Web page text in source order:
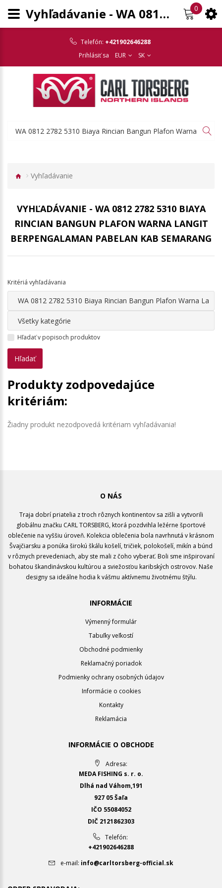
Telefón: +421902646288
Prihlásiť sa
EUR SK
0
Vyhľadávanie
VYHĽADÁVANIE - WA 0812 2782 5310 BIAYA
RINCIAN BANGUN PLAFON WARNA LANGIT
BERPENGALAMAN PABELAN KAB SEMARANG
Kritériá vyhľadávania
Hľadať v popisoch produktov
Produkty zodpovedajúce
kritériám:
Žiadny produkt nezodpovedá kritériam vyhľadávania!
O NÁS
Traja dobrí priatelia z troch rôznych kontinentov sa zišli a vytvorili
globálnu značku CARL TORSBERG, ktorá pozdvihla ležérne športové
oblečenie na vyššiu úroveň. Kolekcia oblečenia bola navrhnutá v krásnom
Švajčiarsku a ponúka širokú škálu košelí, tričiek, polokošelí, mikín a búnd
v rôznych prevedeniach, aby ste mali z čoho vyberať. Boli sme inšpirovaní
bohatou škandinávskou kultúrou a sviežosťou karibských ostrovov. Naše
designy sa ideálne hodia k vášmu aktívnemu životnému štýlu.
INFORMÁCIE
Výmenný formulár
Tabuľky veľkostí
Obchodné podmienky
Reklamačný poriadok
Podmienky ochrany osobných údajov
Informácie o cookies
Kontakty
Reklamácia
INFORMÁCIE O OBCHODE
Adresa:
MEDA FISHING s. r. o.
Dlhá nad Váhom,191
927 05 Šaľa
IČO 55084052
DIČ 2121862303
Telefón:
+421902646288
e-mail: info@carltorsberg-official.sk
Vyhľadávanie - WA 0812 2782 5310 Biaya Rincian Bangun Plafon Warna Langit Berpengalaman Pabelan Kab Semarang